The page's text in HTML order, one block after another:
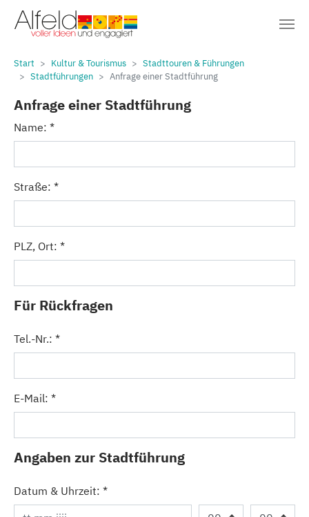
Zum Hauptinhalt springen
Start Kultur & Tourismus
Stadttouren & Führungen
Stadtführungen
Anfrage einer Stadtführung
Anfrage einer Stadtführung
Name: *
Straße: *
PLZ, Ort: *
Für Rückfragen
Tel.-Nr.: *
E-Mail: *
Angaben zur Stadtführung
Datum & Uhrzeit: *